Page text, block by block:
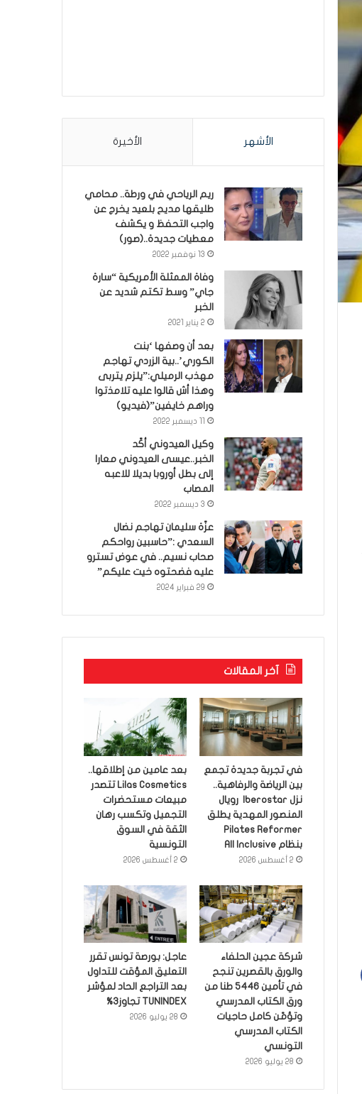
الأشهر الأخيرة
ريم الرياحي في ورطة.. محامي
طليقها مديح بلعيد يخرج عن
واجب التحفظ و يكشف
معطيات جديدة..(صور)
13 نوفمبر 2022
وفاة الممثلة الأمريكية “سارة
جاي” وسط تكتم شديد عن
الخبر
2 يناير 2021
بعد أن وصفها ‘بنت
الكوري’..بية الزردي تهاجم
مهذب الرميلي:”يلزم يتربى
وهذا أش قالوا عليه تلامذتوا
وراهم خايفين”(فيديو)
وكيل العيدوني أكّد
الخبر..عيسى العيدوني معارا
إلى بطل أوروبا بديلا للاعبه
المصاب
3 ديسمبر 2022
عزّة سليمان تهاجم نضال
السعدي :”حاسبين رواحكم
صحاب نسيم.. في عوض تسترو
عليه فضحتوه خيت عليكم”
29 فبراير 2024
آخر المقالات
في تجربة جديدة تجمع
بين الرياضة والرفاهية..
نزل Iberostar رويال
المنصور المهدية يطلق
Pilates Reformer
بنظام All Inclusive
2 أغسطس 2026
بعد عامين من إطلاقها..
Lilas Cosmetics تتصدر
مبيعات مستحضرات
التجميل وتكسب رهان
الثقة في السوق
التونسية
2 أغسطس 2026
شركة عجين الحلفاء
والورق بالقصرين تنجح
في تأمين 5446 طنا من
ورق الكتاب المدرسي
وتؤمّن كامل حاجيات
الكتاب المدرسي
التونسي
28 يوليو 2026
عاجل: بورصة تونس تقرر
التعليق المؤقت للتداول
بعد التراجع الحاد لمؤشر
TUNINDEX تجاوز3%
28 يوليو 2026